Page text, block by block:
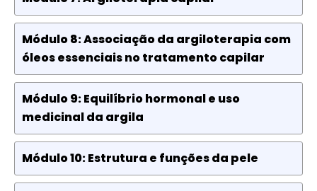
Módulo 8: Associação da argiloterapia com
óleos essenciais no tratamento capilar
Módulo 9: Equilíbrio hormonal e uso
medicinal da argila
Módulo 10: Estrutura e funções da pele